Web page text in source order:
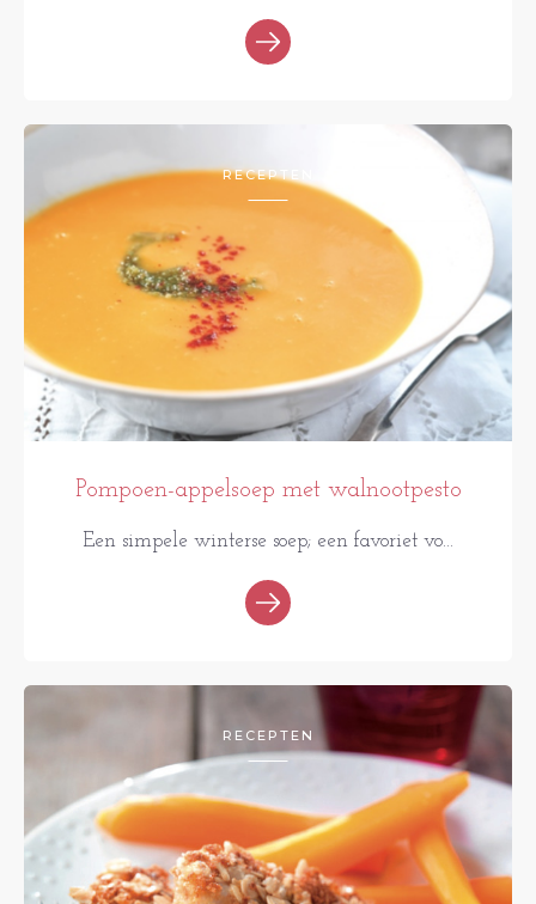
RECEPTEN
Pompoen-appelsoep met walnootpesto
Een simpele winterse soep; een favoriet vo...
RECEPTEN